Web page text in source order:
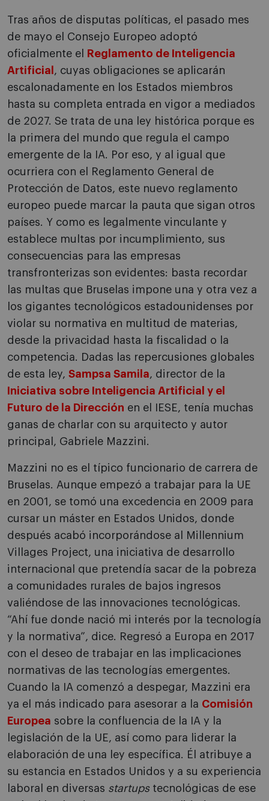
Tras años de disputas políticas, el pasado mes
de mayo el Consejo Europeo adoptó
oficialmente el
Reglamento de Inteligencia
Artificial , cuyas obligaciones se aplicarán
escalonadamente en los Estados miembros
hasta su completa entrada en vigor a mediados
de 2027. Se trata de una ley histórica porque es
la primera del mundo que regula el campo
emergente de la IA. Por eso, y al igual que
ocurriera con el Reglamento General de
Protección de Datos, este nuevo reglamento
europeo puede marcar la pauta que sigan otros
países. Y como es legalmente vinculante y
establece multas por incumplimiento, sus
consecuencias para las empresas
transfronterizas son evidentes: basta recordar
las multas que Bruselas impone una y otra vez a
los gigantes tecnológicos estadounidenses por
violar su normativa en multitud de materias,
desde la privacidad hasta la fiscalidad o la
competencia. Dadas las repercusiones globales
de esta ley, Sampsa Samila, director de la
Iniciativa sobre Inteligencia Artificial y el
Futuro de la Dirección en el IESE, tenía muchas
ganas de charlar con su arquitecto y autor
principal, Gabriele Mazzini.
Mazzini no es el típico funcionario de carrera de
Bruselas. Aunque empezó a trabajar para la UE
en 2001, se tomó una excedencia en 2009 para
cursar un máster en Estados Unidos, donde
después acabó incorporándose al Millennium
Villages Project, una iniciativa de desarrollo
internacional que pretendía sacar de la pobreza
a comunidades rurales de bajos ingresos
valiéndose de las innovaciones tecnológicas.
“Ahí fue donde nació mi interés por la tecnología
y la normativa”, dice. Regresó a Europa en 2017
con el deseo de trabajar en las implicaciones
normativas de las tecnologías emergentes.
Cuando la IA comenzó a despegar, Mazzini era
ya el más indicado para asesorar a la Comisión
Europea sobre la confluencia de la IA y la
legislación de la UE, así como para liderar la
elaboración de una ley específica. Él atribuye a
su estancia en Estados Unidos y a su experiencia
laboral en diversas startupstecnológicas de ese